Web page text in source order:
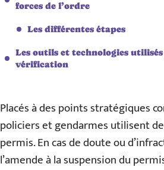
forces de l’ordre
Les différentes étapes
Les outils et technologies
vérification
Placés à des points stratégiques
policiers et gendarmes utilisent
permis. En cas de doute ou
l’amende à la suspension du